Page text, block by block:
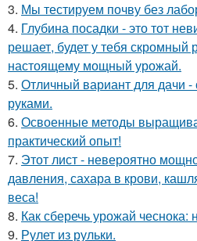
3. Мы тестируем почву без
4. Глубина посадки - это тот
решает, будет у тебя скромный
настоящему мощный урожай.
5. Отличный вариант для дачи
руками.
6. Освоенные методы
практический опыт!
7. Этот лист - невероятно
давления, сахара в крови,
веса!
8. Как сберечь урожай
9. Рулет из рульки.